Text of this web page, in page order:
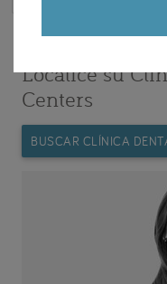
Localice su
Centers
BUSCAR CLÍNICA